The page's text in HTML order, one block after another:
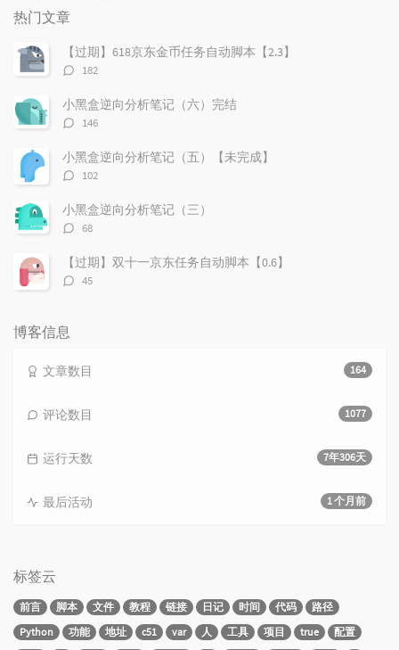
门
文
章
论
热门文章
【过期】618京东金币任务自动脚本【2.3】
评
数：
182
小黑盒逆向分析笔记（六）完结
评
数：
146
小黑盒逆向分析笔记（五）【未完成】
评
数：
102
小黑盒逆向分析笔记（三）
评
数：
68
【过期】双十一京东任务自动脚本【0.6】
评
45
博客信息
164
文章数目
1077
评论数目
7年306天
运行天数
1 个月前
最后活动
标签云
前言 脚本 文件 教程 链接 日记 时间 代码
路径
Python
功能 地址 c51 var 人 工具 项目 true
配置